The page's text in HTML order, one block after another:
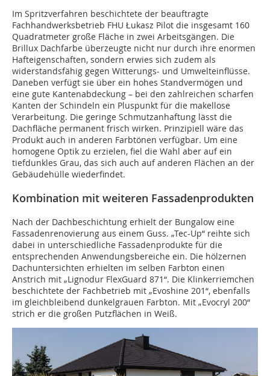
Im Spritzverfahren beschichtete der beauftragte
Fachhandwerksbetrieb FHU Łukasz Pilot die insgesamt 160
Quadratmeter große Fläche in zwei Arbeitsgängen. Die
Brillux Dachfarbe überzeugte nicht nur durch ihre enormen
Hafteigenschaften, sondern erwies sich zudem als
widerstandsfähig gegen Witterungs- und Umwelteinflüsse.
Daneben verfügt sie über ein hohes Standvermögen und
eine gute Kantenabdeckung – bei den zahlreichen scharfen
Kanten der Schindeln ein Pluspunkt für die makellose
Verarbeitung. Die geringe Schmutzanhaftung lässt die
Dachfläche permanent frisch wirken. Prinzipiell wäre das
Produkt auch in anderen Farbtönen verfügbar. Um eine
homogene Optik zu erzielen, fiel die Wahl aber auf ein
tiefdunkles Grau, das sich auch auf anderen Flächen an der
Gebäudehülle wiederfindet.
Kombination mit weiteren Fassadenprodukten
Nach der Dachbeschichtung erhielt der Bungalow eine
Fassadenrenovierung aus einem Guss. „Tec-Up“ reihte sich
dabei in unterschiedliche Fassadenprodukte für die
entsprechenden Anwendungsbereiche ein. Die hölzernen
Dachuntersichten erhielten im selben Farbton einen
Anstrich mit „Lignodur FlexGuard 871“. Die Klinkerriemchen
beschichtete der Fachbetrieb mit „Evoshine 201“, ebenfalls
im gleichbleibend dunkelgrauen Farbton. Mit „Evocryl 200“
strich er die großen Putzflächen in Weiß.